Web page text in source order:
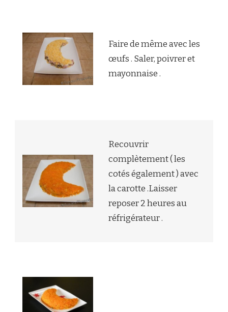
Faire de même avec les
œufs . Saler, poivrer et
mayonnaise .
Recouvrir
complètement ( les
cotés également ) avec
la carotte .Laisser
reposer 2 heures au
réfrigérateur .